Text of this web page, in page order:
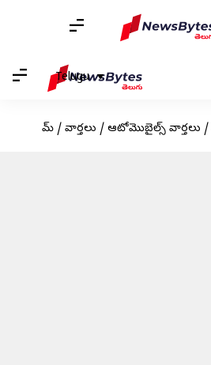
Telugu
హోమ్ / వార్తలు / ఆటోమొబైల్స్ వార్తలు /